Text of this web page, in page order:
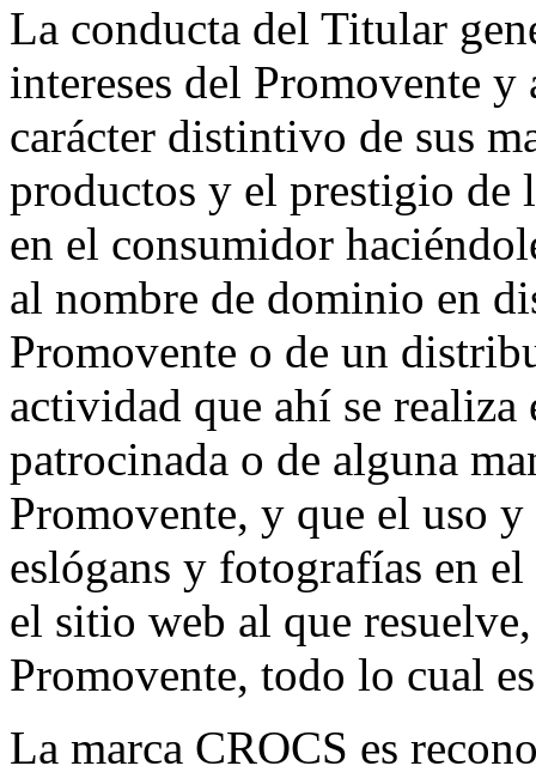
La conducta del Titular
intereses del Promovente y
carácter distintivo de sus
productos y el prestigio de
en el consumidor
al nombre de dominio en
Promovente o de un
actividad que ahí se realiza
patrocinada o de alguna
Promovente, y que el uso
eslógans y fotografías en
el sitio web al que
Promovente, todo lo cual
La marca CROCS es